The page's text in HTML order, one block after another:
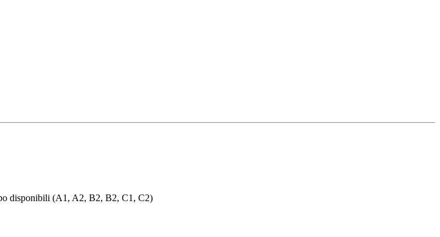
disponibili (A1, A2, B2, B2, C1, C2)